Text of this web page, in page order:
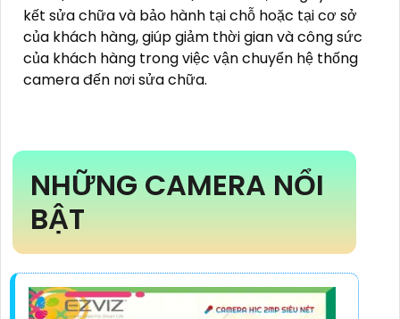
kết sửa chữa và bảo hành tại chỗ hoặc tại cơ sở
của khách hàng, giúp giảm thời gian và công sức
của khách hàng trong việc vận chuyển hệ thống
camera đến nơi sửa chữa.
NHỮNG CAMERA NỔI
BẬT